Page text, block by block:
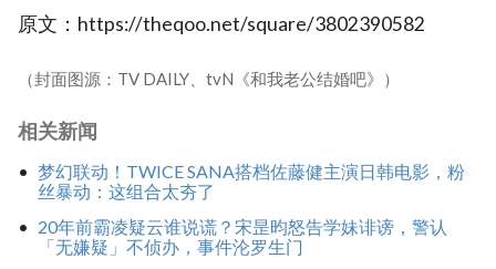
原文：https://theqoo.net/square/3802390582
（封面图源：TV DAILY、tvN《和我老公结婚吧》）
相关新闻
梦幻联动！TWICE SANA搭档佐藤健主演日韩电影，粉
丝暴动：这组合太夯了
20年前霸凌疑云谁说谎？宋昰昀怒告学妹诽谤，警认
「无嫌疑」不侦办，事件沦罗生门